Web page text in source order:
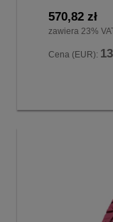
570,82 zł
zawiera 23%
Cena (EUR):